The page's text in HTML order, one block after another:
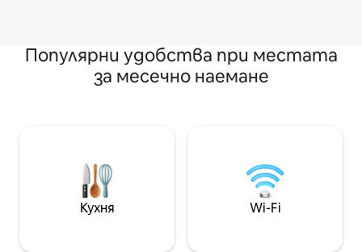
Популярни удобства при местата
за месечно наемане
Кухня Wi-Fi